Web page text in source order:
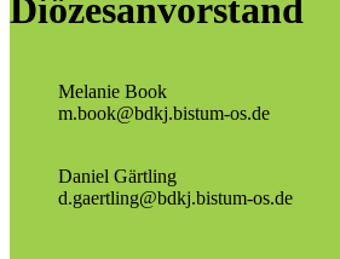
Diözesanvorstand
Melanie Book
m.book@bdkj.bistum-os.de
Daniel Gärtling
d.gaertling@bdkj.bistum-os.de